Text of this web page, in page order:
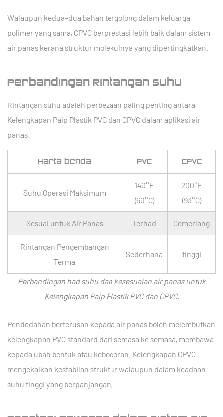
Walaupun kedua-dua bahan tergolong dalam keluarga
polimer yang sama, CPVC berprestasi lebih baik dalam sistem
air panas kerana struktur molekulnya yang dipertingkatkan.
Perbandingan Rintangan Suhu
Rintangan suhu adalah perbezaan paling penting antara
Kelengkapan Paip Plastik PVC dan CPVC dalam aplikasi air
panas.
Perbandingan had suhu dan kesesuaian air panas untuk
Kelengkapan Paip Plastik PVC dan CPVC.
Harta benda PVC CPVC
Suhu Operasi Maksimum
140°F
(60°C)
200°F
(93°C)
Sesuai untuk Air Panas Terhad Cemerlang
Rintangan Pengembangan
Terma
Sederhana tinggi
Pendedahan berterusan kepada air panas boleh melembutkan
kelengkapan PVC standard dari semasa ke semasa, membawa
kepada ubah bentuk atau kebocoran. Kelengkapan CPVC
mengekalkan kestabilan struktur walaupun dalam keadaan
suhu tinggi yang berpanjangan.